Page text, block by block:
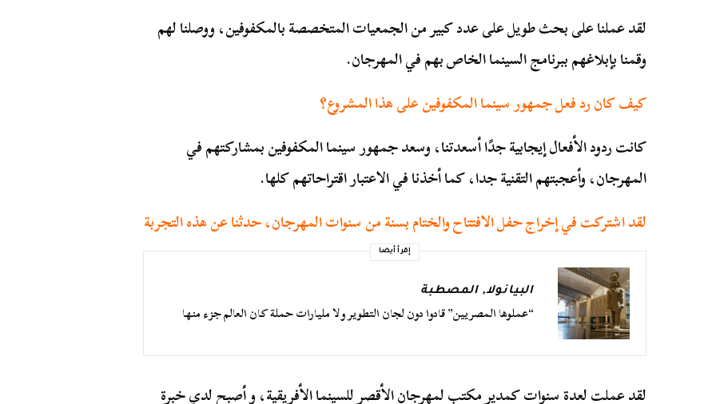
لقد عملنا على بحث طويل على عدد كبير من الجمعيات المتخصصة بالمكفوفين، ووصلنا لهم
وقمنا بإبلاغهم ببرنامج السينما الخاص بهم في المهرجان.
كيف كان رد فعل جمهور سينما المكفوفين على هذا المشروع؟
كانت ردود الأفعال إيجابية جدًا أسعدتنا، وسعد جمهور سينما المكفوفين بمشاركتهم في
المهرجان، وأعجبتهم التقنية جدا، كما أخذنا في الاعتبار اقتراحاتهم كلها.
لقد اشتركت في إخراج حفل الافتتاح والختام بسنة من سنوات المهرجان، حدثنا عن هذه التجربة
إقرأ أيضا
البيانولا,المصطبة
“عملوها المصريين” قادوا دون لجان التطوير ولا مليارات حملة كان العالم جزء منها
لقد عملت لعدة سنوات كمدير مكتب لمهرجان الأقصر للسينما الأفريقية، و أصبح لدي خبرة